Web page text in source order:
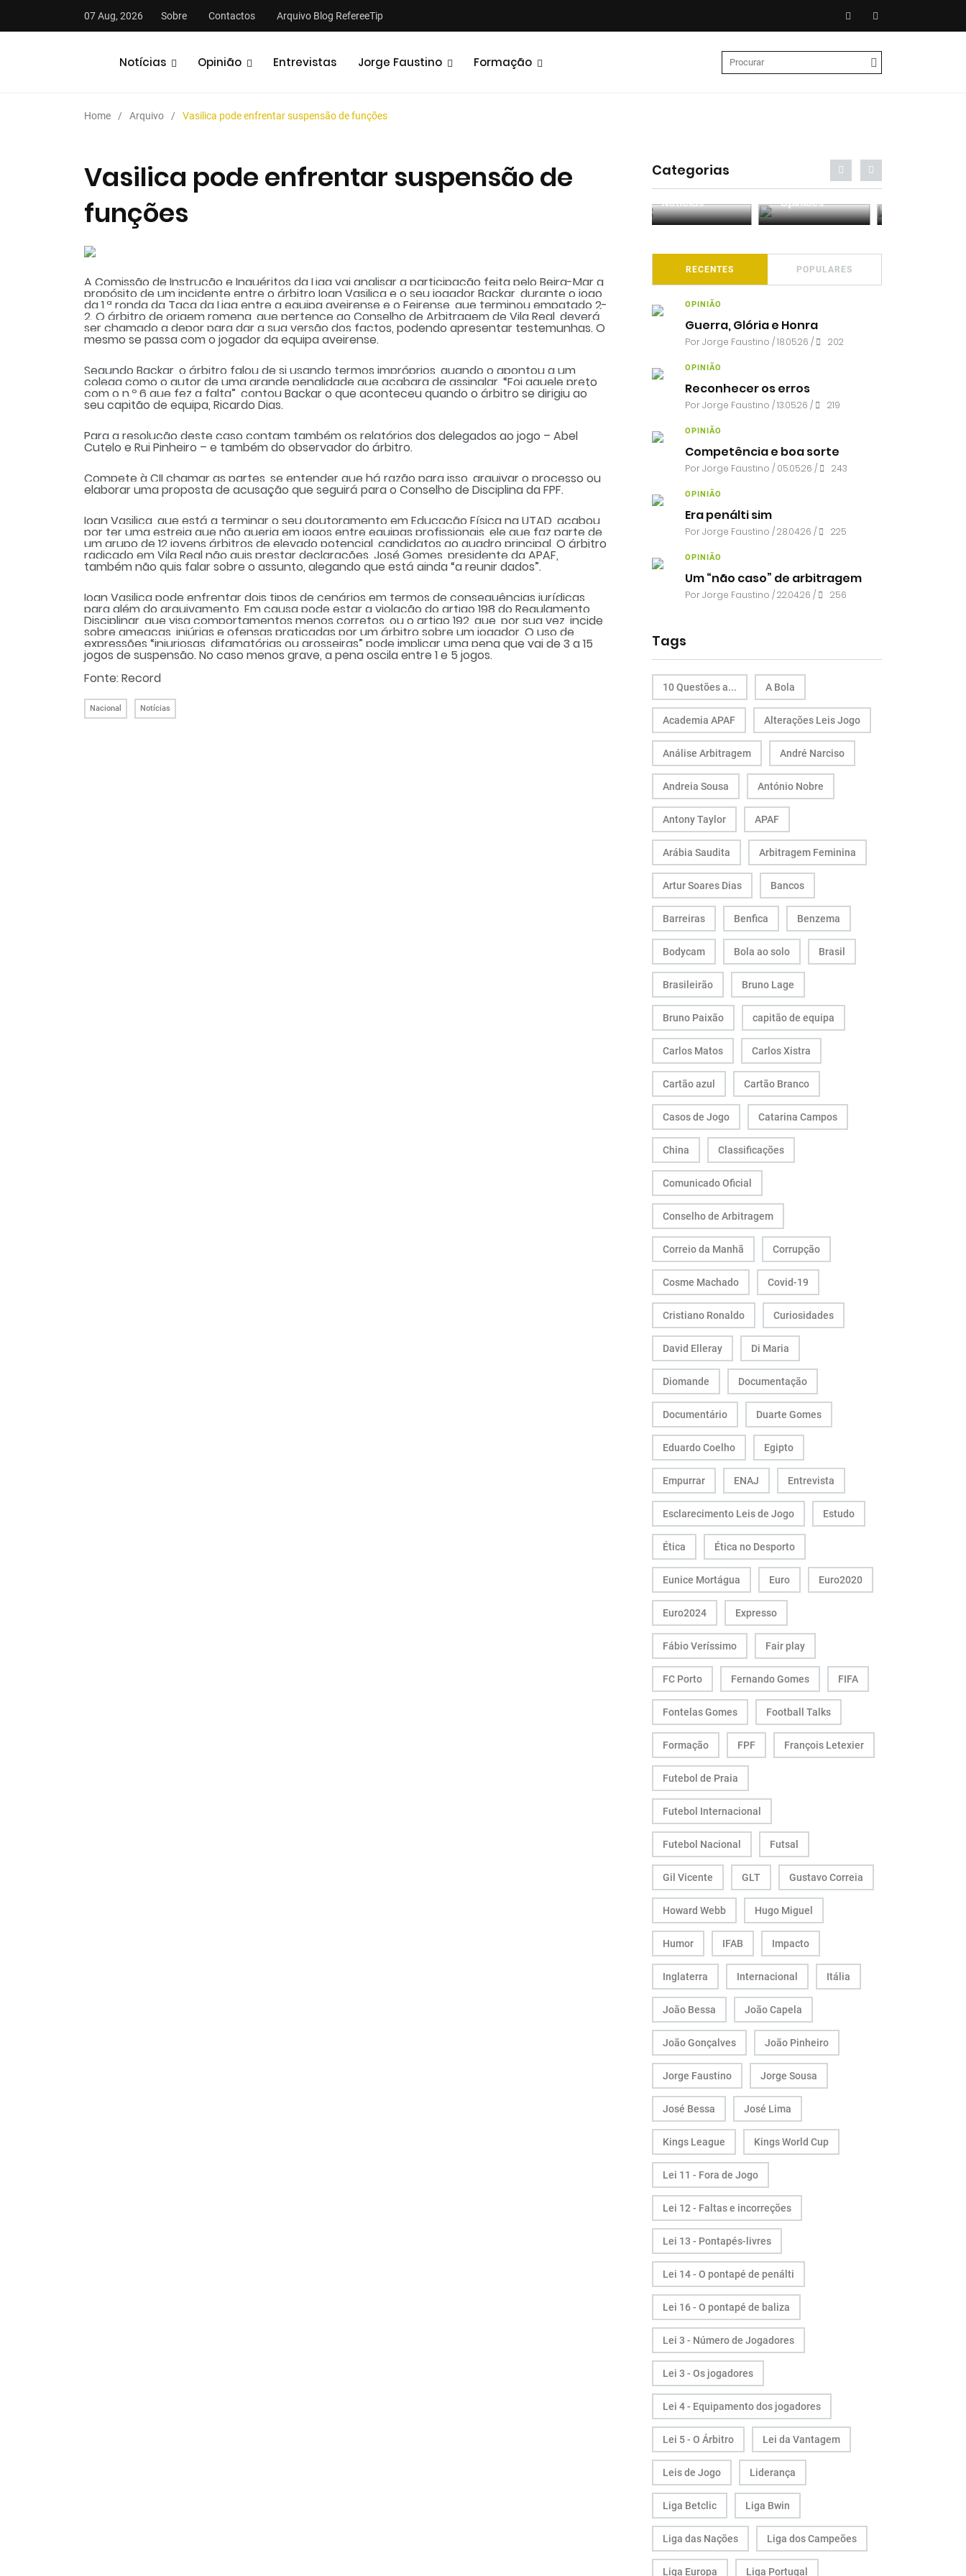
07 Aug, 2026 Sobre Contactos Arquivo Blog RefereeTip
Notícias Opinião Entrevistas Jorge Faustino Formação
Home Arquivo Vasilica pode enfrentar suspensão de funções
Vasilica pode enfrentar suspensão de
funções
A Comissão de Instrução e Inquéritos da Liga vai analisar a participação feita pelo Beira-Mar a
propósito de um incidente entre o árbitro Ioan Vasilica e o seu jogador Backar, durante o jogo
da 1.ª ronda da Taça da Liga entre a equipa aveirense e o Feirense, que terminou empatado 2-
2. O árbitro de origem romena, que pertence ao Conselho de Arbitragem de Vila Real, deverá
ser chamado a depor para dar a sua versão dos factos, podendo apresentar testemunhas. O
mesmo se passa com o jogador da equipa aveirense.
Segundo Backar, o árbitro falou de si usando termos impróprios, quando o apontou a um
colega como o autor de uma grande penalidade que acabara de assinalar. “Foi aquele preto
com o n.º 6 que fez a falta”, contou Backar o que aconteceu quando o árbitro se dirigiu ao
seu capitão de equipa, Ricardo Dias.
Para a resolução deste caso contam também os relatórios dos delegados ao jogo – Abel
Cutelo e Rui Pinheiro – e também do observador do árbitro.
Compete à CII chamar as partes, se entender que há razão para isso, arquivar o processo ou
elaborar uma proposta de acusação que seguirá para o Conselho de Disciplina da FPF.
Ioan Vasilica, que está a terminar o seu doutoramento em Educação Física na UTAD, acabou
por ter uma estreia que não queria em jogos entre equipas profissionais, ele que faz parte de
um grupo de 12 jovens árbitros de elevado potencial, candidatos ao quadro principal. O árbitro
radicado em Vila Real não quis prestar declarações. José Gomes, presidente da APAF,
também não quis falar sobre o assunto, alegando que está ainda “a reunir dados”.
Ioan Vasilica pode enfrentar dois tipos de cenários em termos de consequências jurídicas,
para além do arquivamento. Em causa pode estar a violação do artigo 198 do Regulamento
Disciplinar, que visa comportamentos menos corretos, ou o artigo 192, que, por sua vez, incide
sobre ameaças, injúrias e ofensas praticadas por um árbitro sobre um jogador. O uso de
expressões “injuriosas, difamatórias ou grosseiras” pode implicar uma pena que vai de 3 a 15
jogos de suspensão. No caso menos grave, a pena oscila entre 1 e 5 jogos.
Fonte: Record
Nacional Notícias
Categorias
Análises Entrevistas Análises
RECENTES POPULARES
OPINIÃO
Guerra, Glória e Honra
PorJorge Faustino / 18.05.26 / 202
OPINIÃO
Reconhecer os erros
PorJorge Faustino / 13.05.26 / 219
OPINIÃO
Competência e boa sorte
PorJorge Faustino / 05.05.26 / 243
OPINIÃO
Era penálti sim
PorJorge Faustino / 28.04.26 / 225
OPINIÃO
Um “não caso” de arbitragem
PorJorge Faustino / 22.04.26 / 256
Tags
10 Questões a... A Bola
Academia APAF Alterações Leis Jogo
Análise Arbitragem André Narciso
Andreia Sousa António Nobre
Antony Taylor APAF
Arábia Saudita Arbitragem Feminina
Artur Soares Dias Bancos
Barreiras Benfica Benzema
Bodycam Bola ao solo Brasil
Brasileirão Bruno Lage
Bruno Paixão capitão de equipa
Carlos Matos Carlos Xistra
Cartão azul Cartão Branco
Casos de Jogo Catarina Campos
China Classificações
Comunicado Oficial
Conselho de Arbitragem
Correio da Manhã Corrupção
Cosme Machado Covid-19
Cristiano Ronaldo Curiosidades
David Elleray Di Maria
Diomande Documentação
Documentário Duarte Gomes
Eduardo Coelho Egipto
Empurrar ENAJ Entrevista
Esclarecimento Leis de Jogo Estudo
Ética Ética no Desporto
Eunice Mortágua Euro Euro2020
Euro2024 Expresso
Fábio Veríssimo Fair play
FC Porto Fernando Gomes FIFA
Fontelas Gomes Football Talks
Formação FPF François Letexier
Futebol de Praia
Futebol Internacional
Futebol Nacional Futsal
Gil Vicente GLT Gustavo Correia
Howard Webb Hugo Miguel
Humor IFAB Impacto
Inglaterra Internacional Itália
João Bessa João Capela
João Gonçalves João Pinheiro
Jorge Faustino Jorge Sousa
José Bessa José Lima
Kings League Kings World Cup
Lei 11 - Fora de Jogo
Lei 12 - Faltas e incorreções
Lei 13 - Pontapés-livres
Lei 14 - O pontapé de penálti
Lei 16 - O pontapé de baliza
Lei 3 - Número de Jogadores
Lei 3 - Os jogadores
Lei 4 - Equipamento dos jogadores
Lei 5 - O Árbitro Lei da Vantagem
Leis de Jogo Liderança
Liga Betclic Liga Bwin
Liga das Nações Liga dos Campeões
Liga Europa Liga Portugal